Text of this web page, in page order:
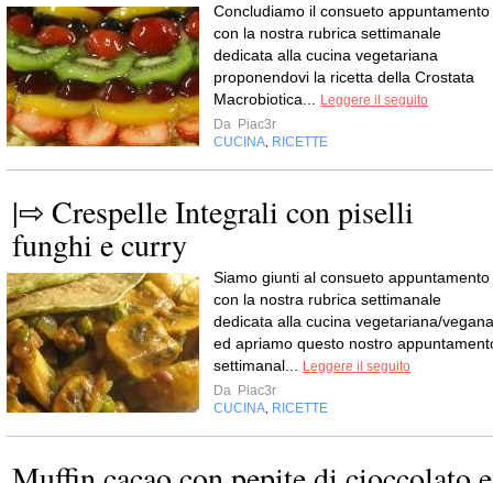
Concludiamo il consueto appuntamento
con la nostra rubrica settimanale
dedicata alla cucina vegetariana
proponendovi la ricetta della Crostata
Macrobiotica...
Leggere il seguito
Da Piac3r
CUCINA RICETTE
|⇨ Crespelle Integrali con piselli
funghi e curry
Siamo giunti al consueto appuntamento
con la nostra rubrica settimanale
dedicata alla cucina vegetariana/vegana
ed apriamo questo nostro
settimanal...
Leggere il seguito
Da Piac3r
CUCINA RICETTE